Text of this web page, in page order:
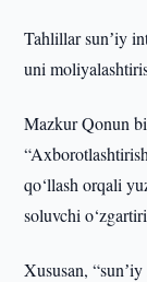
Tahlillar sunʼiy
uni
Mazkur Qonun
qo‘llash orqali
soluvchi
Xususan,